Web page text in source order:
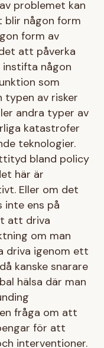
problemet kan
blir någon form
form av
att påverka
instifta någon
som
typen av risker
andra typer av
katastrofer
teknologier.
bland policy
här är
Eller om det
inte ens på
att driva
om man
driva igenom ett
kanske snarare
hälsa där man
fråga om att
för att
interventioner.